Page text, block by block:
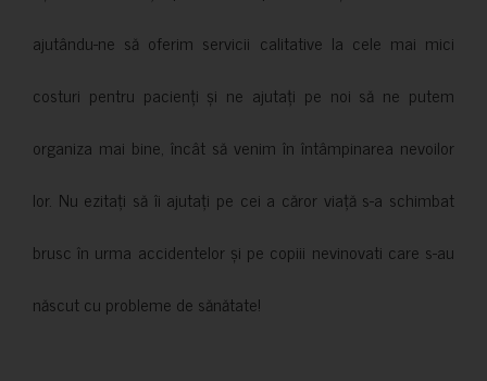
ajutându-ne să oferim servicii calitative la cele mai mici
costuri pentru pacienți și ne ajutați pe noi să ne putem
organiza mai bine, încât să venim în întâmpinarea nevoilor
lor. Nu ezitați să îi ajutați pe cei a căror viață s-a schimbat
brusc în urma accidentelor și pe copiii nevinovati care s-au
născut cu probleme de sănătate!